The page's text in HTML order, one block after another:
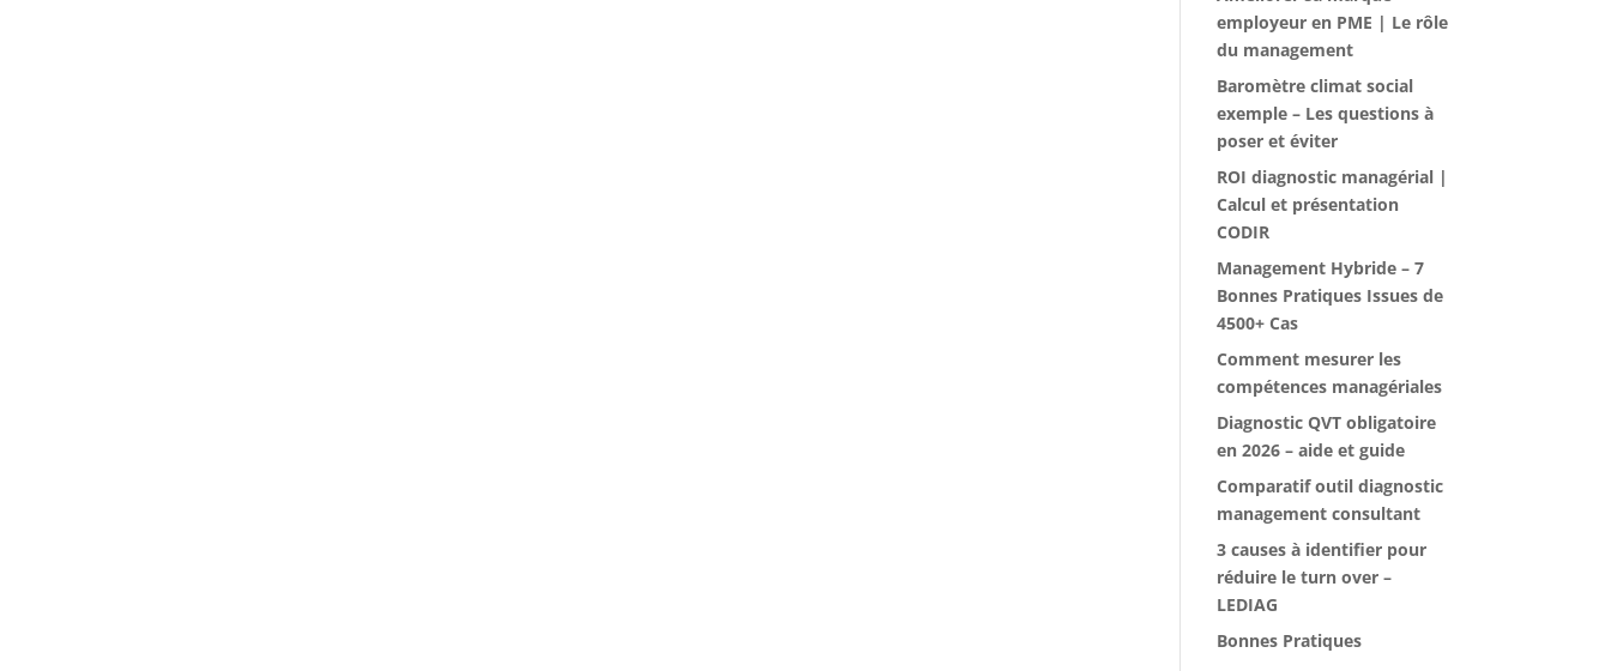
employeur en PME | Le rôle
du management
Baromètre climat social
exemple – Les questions à
poser et éviter
ROI diagnostic managérial |
Calcul et présentation
CODIR
Management Hybride – 7
Bonnes Pratiques Issues de
4500+ Cas
Comment mesurer les
compétences managériales
Diagnostic QVT obligatoire
en 2026 – aide et guide
Comparatif outil diagnostic
management consultant
3 causes à identifier pour
réduire le turn over –
LEDIAG
Bonnes Pratiques